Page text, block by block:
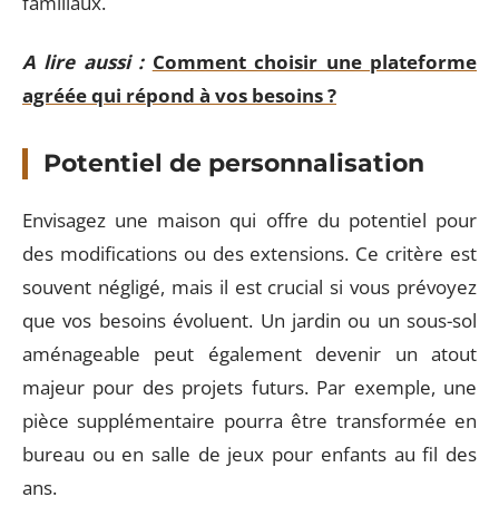
A lire aussi : Comment choisir une plateforme
agréée qui répond à vos besoins ?
Potentiel de personnalisation
Envisagez une maison qui offre du potentiel pour
des modifications ou des extensions. Ce critère est
souvent négligé, mais il est crucial si vous prévoyez
que vos besoins évoluent. Un jardin ou un sous-sol
aménageable peut également devenir un atout
majeur pour des projets futurs. Par exemple, une
pièce supplémentaire pourra être transformée en
bureau ou en salle de jeux pour enfants au fil des
ans.